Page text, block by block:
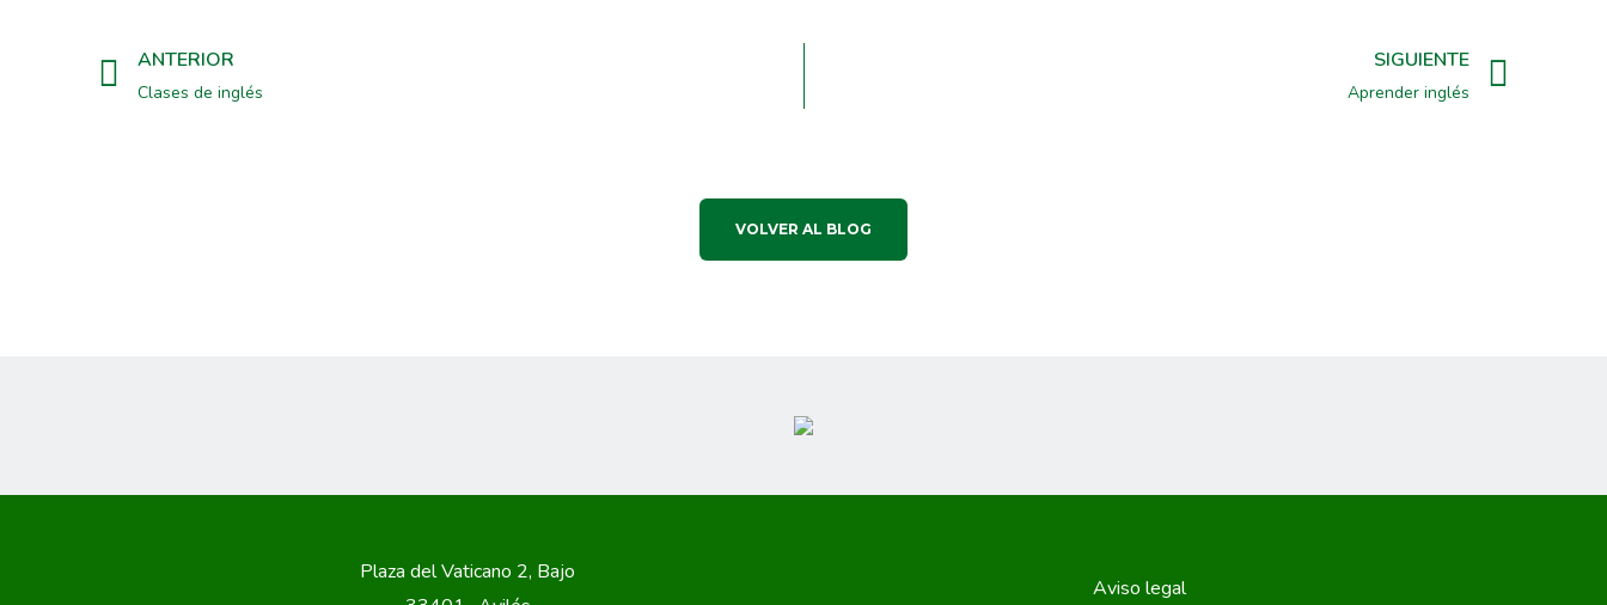
ANTERIOR
Clases de inglés
SIGUIENTE
Aprender inglés
VOLVER AL BLOG
Plaza del Vaticano 2, Bajo
Aviso legal